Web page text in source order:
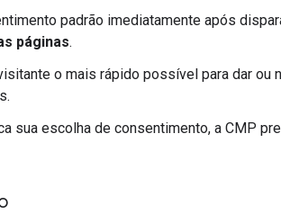
padrão imediatamente após
páginas.
o mais rápido possível para dar
sua escolha de consentimento, a CMP